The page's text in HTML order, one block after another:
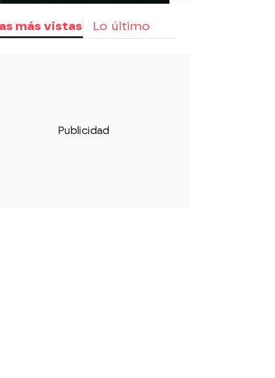
más vistas Lo último